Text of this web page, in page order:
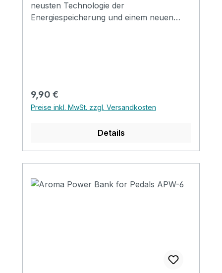
neusten Technologie der
Energiespeicherung und einem neuen
Regulärer Preis:
9,90 €
Preise inkl. MwSt. zzgl. Versandkosten
Details